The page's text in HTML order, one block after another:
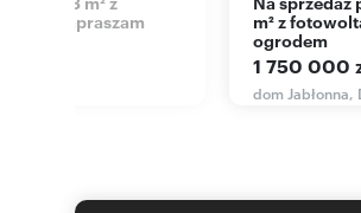
zapraszam
m² z
ogrodem
1 750 000
dom Jabłonna,